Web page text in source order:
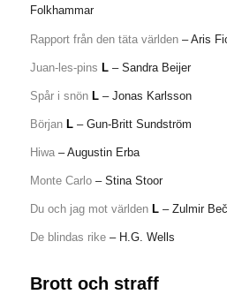
Folkhammar
Rapport från den täta världen– Aris
Juan-les-pins L– Sandra Beijer
Spår i snön L– Jonas Karlsson
Början L– Gun-Britt Sundström
Hiwa– Augustin Erba
Monte Carlo– Stina Stoor
Du och jag mot världen L– Zulmir
De blindas rike– H.G. Wells
Brott och straff